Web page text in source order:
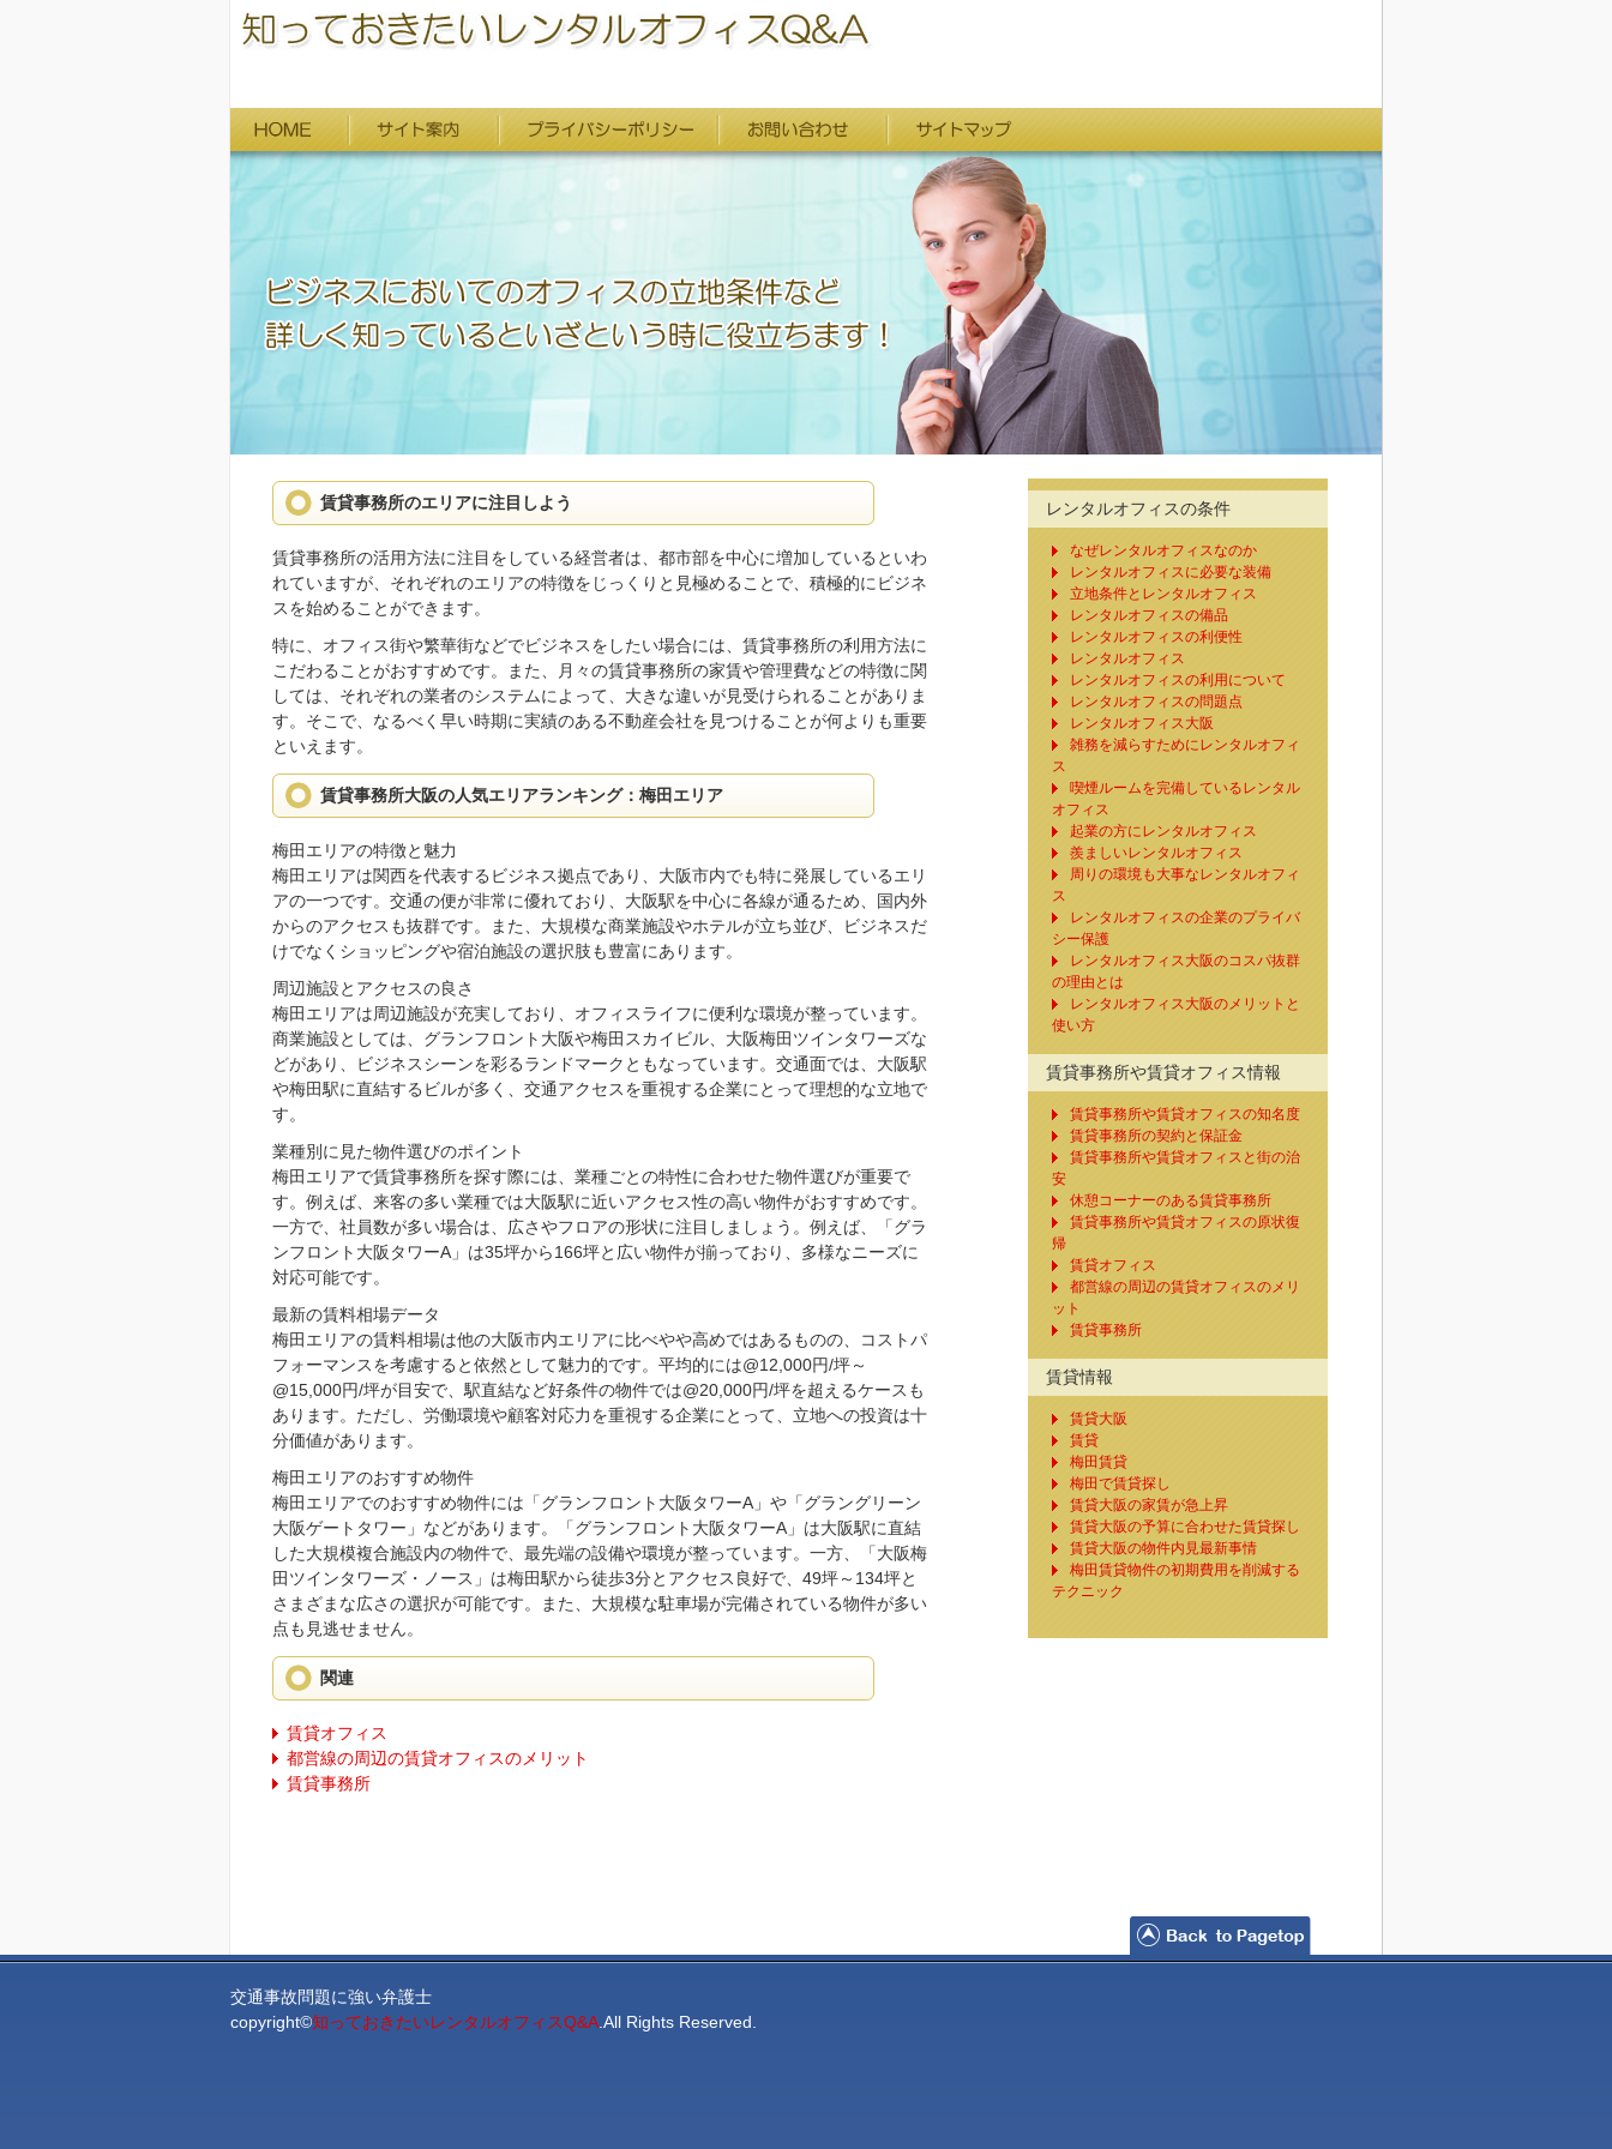
賃貸事務所のエリアに注目しよう
賃貸事務所の活用方法に注目をしている経営者は、都市部を中心に増加しているといわ
れていますが、それぞれのエリアの特徴をじっくりと見極めることで、積極的にビジネ
スを始めることができます。
特に、オフィス街や繁華街などでビジネスをしたい場合には、賃貸事務所の利用方法に
こだわることがおすすめです。また、月々の賃貸事務所の家賃や管理費などの特徴に関
しては、それぞれの業者のシステムによって、大きな違いが見受けられることがありま
す。そこで、なるべく早い時期に実績のある不動産会社を見つけることが何よりも重要
といえます。
賃貸事務所大阪の人気エリアランキング：梅田エリア
梅田エリアの特徴と魅力
梅田エリアは関西を代表するビジネス拠点であり、大阪市内でも特に発展しているエリ
アの一つです。交通の便が非常に優れており、大阪駅を中心に各線が通るため、国内外
からのアクセスも抜群です。また、大規模な商業施設やホテルが立ち並び、ビジネスだ
けでなくショッピングや宿泊施設の選択肢も豊富にあります。
周辺施設とアクセスの良さ
梅田エリアは周辺施設が充実しており、オフィスライフに便利な環境が整っています。
商業施設としては、グランフロント大阪や梅田スカイビル、大阪梅田ツインタワーズな
どがあり、ビジネスシーンを彩るランドマークともなっています。交通面では、大阪駅
や梅田駅に直結するビルが多く、交通アクセスを重視する企業にとって理想的な立地で
す。
業種別に見た物件選びのポイント
梅田エリアで賃貸事務所を探す際には、業種ごとの特性に合わせた物件選びが重要で
す。例えば、来客の多い業種では大阪駅に近いアクセス性の高い物件がおすすめです。
一方で、社員数が多い場合は、広さやフロアの形状に注目しましょう。例えば、「グラ
ンフロント大阪タワーA」は35坪から166坪と広い物件が揃っており、多様なニーズに
対応可能です。
最新の賃料相場データ
梅田エリアの賃料相場は他の大阪市内エリアに比べやや高めではあるものの、コストパ
フォーマンスを考慮すると依然として魅力的です。平均的には@12,000円/坪～
@15,000円/坪が目安で、駅直結など好条件の物件では@20,000円/坪を超えるケースも
あります。ただし、労働環境や顧客対応力を重視する企業にとって、立地への投資は十
分価値があります。
梅田エリアのおすすめ物件
梅田エリアでのおすすめ物件には「グランフロント大阪タワーA」や「グラングリーン
大阪ゲートタワー」などがあります。「グランフロント大阪タワーA」は大阪駅に直結
した大規模複合施設内の物件で、最先端の設備や環境が整っています。一方、「大阪梅
田ツインタワーズ・ノース」は梅田駅から徒歩3分とアクセス良好で、49坪～134坪と
さまざまな広さの選択が可能です。また、大規模な駐車場が完備されている物件が多い
点も見逃せません。
関連
賃貸オフィス
都営線の周辺の賃貸オフィスのメリット
賃貸事務所
レンタルオフィスの条件
なぜレンタルオフィスなのか
レンタルオフィスに必要な装備
立地条件とレンタルオフィス
レンタルオフィスの備品
レンタルオフィスの利便性
レンタルオフィス
レンタルオフィスの利用について
レンタルオフィスの問題点
レンタルオフィス大阪
雑務を減らすためにレンタルオフィ
ス
喫煙ルームを完備しているレンタル
オフィス
起業の方にレンタルオフィス
羨ましいレンタルオフィス
周りの環境も大事なレンタルオフィ
ス
レンタルオフィスの企業のプライバ
シー保護
レンタルオフィス大阪のコスパ抜群
の理由とは
レンタルオフィス大阪のメリットと
使い方
賃貸事務所や賃貸オフィス情報
賃貸事務所や賃貸オフィスの知名度
賃貸事務所の契約と保証金
賃貸事務所や賃貸オフィスと街の治
安
休憩コーナーのある賃貸事務所
賃貸事務所や賃貸オフィスの原状復
帰
賃貸オフィス
都営線の周辺の賃貸オフィスのメリ
ット
賃貸事務所
賃貸情報
賃貸大阪
賃貸
梅田賃貸
梅田で賃貸探し
賃貸大阪の家賃が急上昇
賃貸大阪の予算に合わせた賃貸探し
賃貸大阪の物件内見最新事情
梅田賃貸物件の初期費用を削減する
テクニック
交通事故問題に強い弁護士
copyright©知っておきたいレンタルオフィスQ&A .All Rights Reserved.